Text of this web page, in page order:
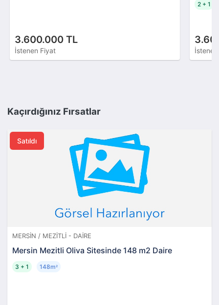
3.600.000 TL
İstenen Fiyat
2 + 1
Kaçırdığınız Fırsatlar
Satıldı
MERSIN / MEZITLI - DAIRE
Mersin Mezitli Oliva Sitesinde 148 m2 Daire
3 + 1 148m²